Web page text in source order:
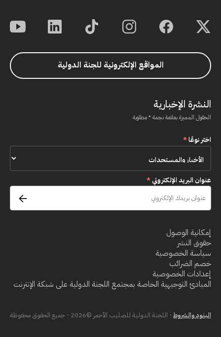
المواقع الإلكترونية للجنة الدولية
النشرة الإخبارية
الحقول المميزة بعلامة نجمة * مطلوبة
اختر نوعًا*
عنوان البريد الإلكتروني*
إمكانية الوصول
حقوق النشر
سياسة الخصوصية
خصم الضرائب
إعدادات الخصوصية
المبادئ التوجيهية الخاصة بمجتمع اللجنة الدولية على شبكة الإنترنت
البنود والشروط - اللجنة الدولية للصليب الأحمر ©2026 - جميع الحقوق محفوظة